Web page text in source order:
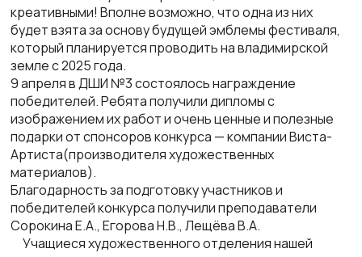
креативными! Вполне возможно, что одна из них
будет взята за основу будущей эмблемы фестиваля,
который планируется проводить на владимирской
земле с 2025 года.
9 апреля в ДШИ №3 состоялось награждение
победителей. Ребята получили дипломы с
изображением их работ и очень ценные и полезные
подарки от спонсоров конкурса — компании Виста-
Артиста(производителя художественных
материалов).
Благодарность за подготовку участников и
победителей конкурса получили преподаватели
Сорокина Е.А., Егорова Н.В., Лещёва В.А.
Учащиеся художественного отделения нашей